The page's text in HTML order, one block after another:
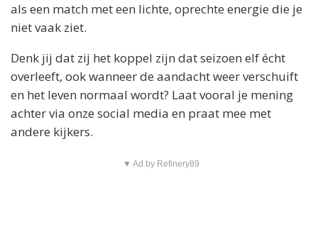
als een match met een lichte, oprechte energie die je
niet vaak ziet.
Denk jij dat zij het koppel zijn dat seizoen elf écht
overleeft, ook wanneer de aandacht weer verschuift
en het leven normaal wordt? Laat vooral je mening
achter via onze social media en praat mee met
andere kijkers.
▼ Ad by Refinery89